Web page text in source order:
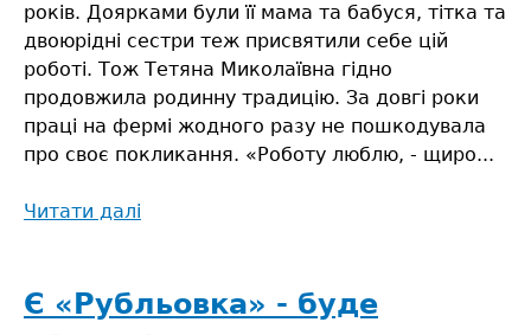
років. Доярками були її мама та бабуся, тітка та
двоюрідні сестри теж присвятили себе цій
роботі. Тож Тетяна Миколаївна гідно
продовжила родинну традицію. За довгі роки
праці на фермі жодного разу не пошкодувала
про своє покликання. «Роботу люблю, - щиро...
Читати далі
достатньо
ресурсів
Є «Рубльовка» - буде